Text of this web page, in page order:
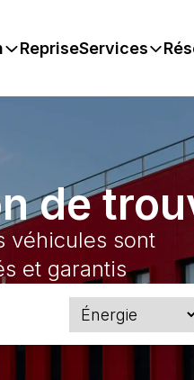
RepriseServices
de
véhicules sont
et garantis